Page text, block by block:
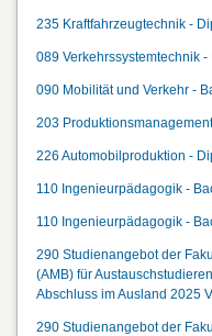
235 Kraftfahrzeugtechnik -
089 Verkehrssystemtechnik
090 Mobilität und Verkehr -
203
226 Automobilproduktion -
110 Ingenieurpädagogik -
110 Ingenieurpädagogik -
290 Studienangebot der
(AMB) für
Abschluss im Ausland 2025
290 Studienangebot der